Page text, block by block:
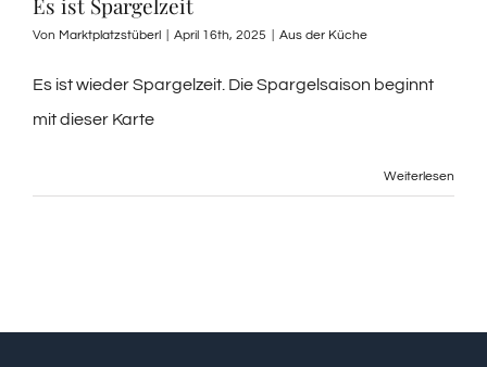
Es ist Spargelzeit
Von Marktplatzstüberl April 16th, 2025 Aus der Küche
Es ist wieder Spargelzeit. Die Spargelsaison beginnt
mit dieser Karte
Weiterlesen